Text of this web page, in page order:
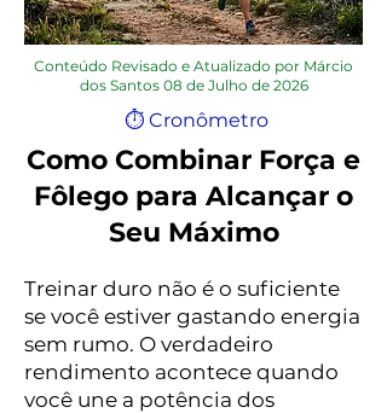
Conteúdo Revisado e Atualizado por Márcio
dos Santos 08 de Julho de 2026
⏱ Cronômetro
Como Combinar Força e
Fôlego para Alcançar o
Seu Máximo
Treinar duro não é o suficiente
se você estiver gastando energia
sem rumo. O verdadeiro
rendimento acontece quando
você une a potência dos